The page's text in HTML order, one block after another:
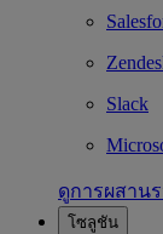
Slack
ดูการผสาน
โซลูชัน